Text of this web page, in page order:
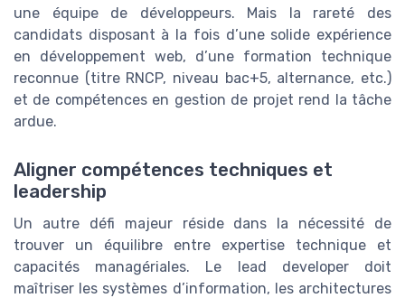
une équipe de développeurs. Mais la rareté des
candidats disposant à la fois d’une solide expérience
en développement web, d’une formation technique
reconnue (titre RNCP, niveau bac+5, alternance, etc.)
et de compétences en gestion de projet rend la tâche
ardue.
Aligner compétences techniques et
leadership
Un autre défi majeur réside dans la nécessité de
trouver un équilibre entre expertise technique et
capacités managériales. Le lead developer doit
maîtriser les systèmes d’information, les architectures